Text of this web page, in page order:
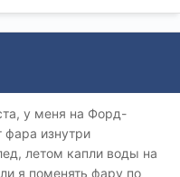
у меня на Форд-
фара изнутри
летом капли воды на
я поменять фару по